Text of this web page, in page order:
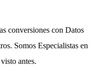
conversiones con Datos
Somos Especialistas en
antes.